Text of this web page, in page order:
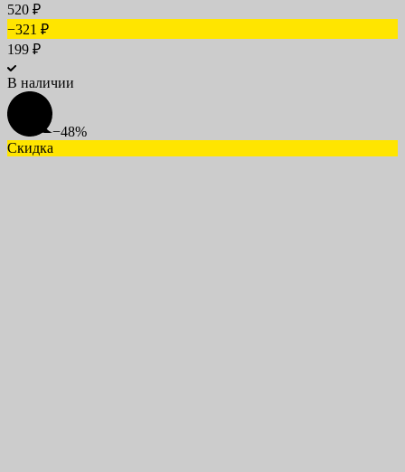
520 ₽
−321 ₽
199 ₽
В наличии
−48%
Скидка